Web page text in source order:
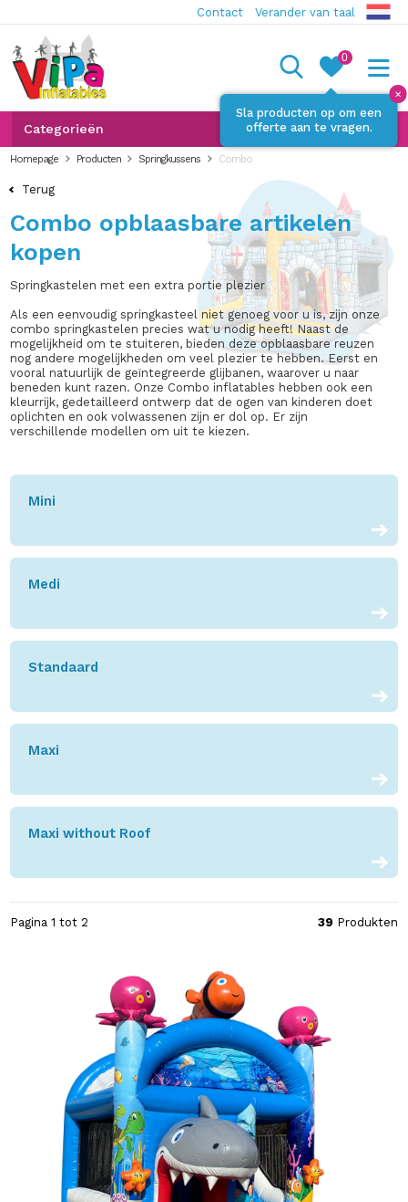
Contact Verander van taal
0
Sla producten op om een
offerte aan te vragen.
✕
Categorieën
Homepage Producten Springkussens Combo
Terug
Combo opblaasbare artikelen
kopen
Springkastelen met een extra portie plezier
Als een eenvoudig springkasteel niet genoeg voor u is, zijn onze
combo springkastelen precies wat u nodig heeft! Naast de
mogelijkheid om te stuiteren, bieden deze opblaasbare reuzen
nog andere mogelijkheden om veel plezier te hebben. Eerst en
vooral natuurlijk de geïntegreerde glijbanen, waarover u naar
beneden kunt razen. Onze Combo inflatables hebben ook een
kleurrijk, gedetailleerd ontwerp dat de ogen van kinderen doet
oplichten en ook volwassenen zijn er dol op. Er zijn
verschillende modellen om uit te kiezen.
Mini
Medi
Standaard
Maxi
Maxi without Roof
Pagina 1 tot 2 39 Produkten